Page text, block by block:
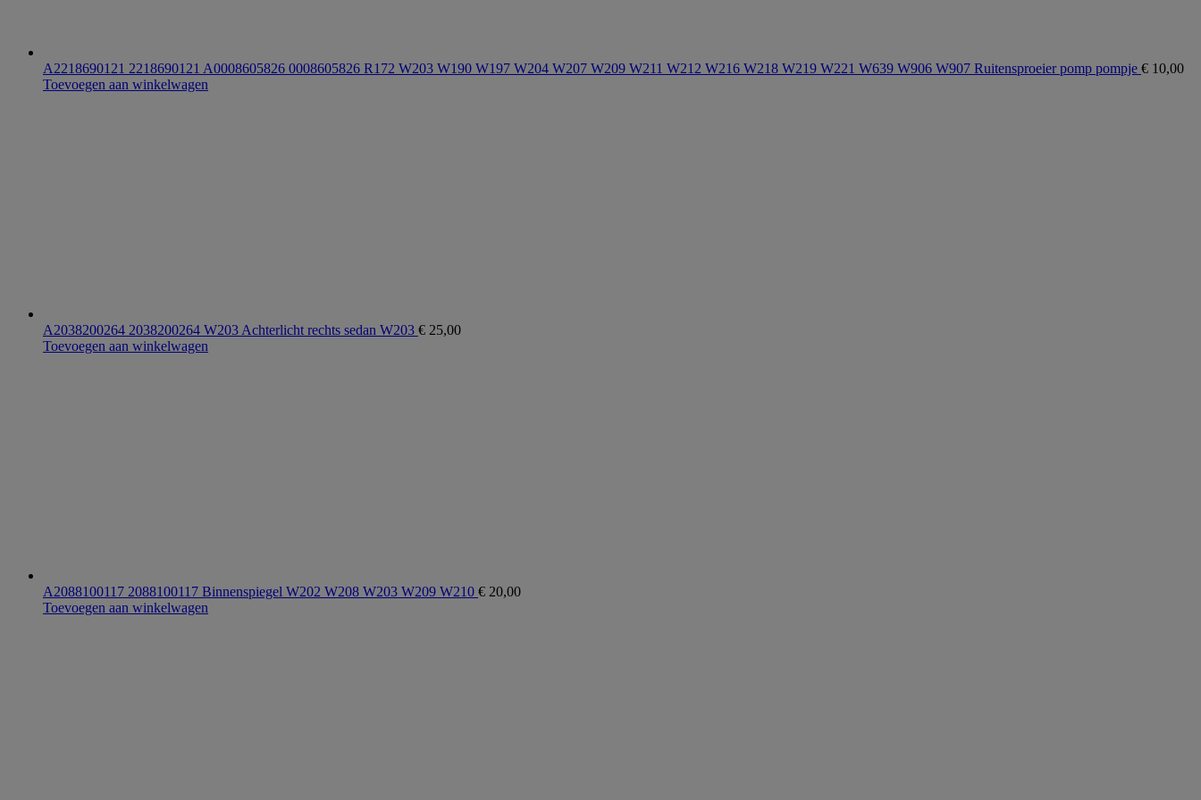
A2218690121 2218690121 A0008605826 0008605826 R172 W203 W190 W197 W204 W207 W209 W211 W212 W216 W218 W219 W221 W639 W906 W907 Ruitensproeier pomp pompje € 10,00
Toevoegen aan winkelwagen
A2038200264 2038200264 W203 Achterlicht rechts sedan W203 € 25,00
Toevoegen aan winkelwagen
A2088100117 2088100117 Binnenspiegel W202 W208 W203 W209 W210 € 20,00
Toevoegen aan winkelwagen